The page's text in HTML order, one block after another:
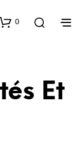
0
Et